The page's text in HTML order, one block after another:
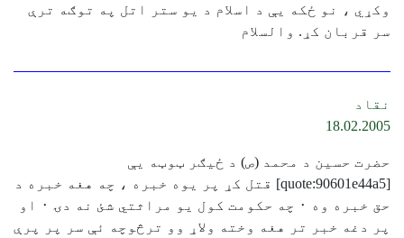
وکړي ، نو ځکه يې د اسلام د يو ستر اتل په توګه ترې
سر قربان کړ. والسلام
نقاد
18.02.2005
حضرت حسين د محمد (ص) د ځيګر ټوټه يې
[quote:90601e44a5] قتل کړ پر يوه خبره ، چه هغه خبره د
حق خبره وه ٠ چه حکومت کول يو مراثتي شئ نه دۍ ٠ او
پر دغه خبر تر هغه وخته ولاړ وو ترڅوچه ئې سر پر پرې